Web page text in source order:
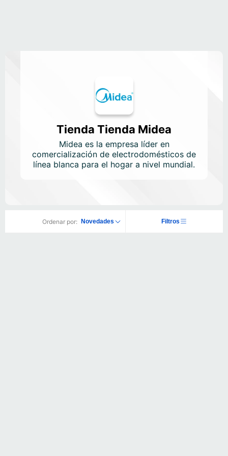
Tienda Tienda Midea
Midea es la empresa líder en
comercialización de electrodomésticos de
línea blanca para el hogar a nivel mundial.
Ordenar por: Novedades Filtros